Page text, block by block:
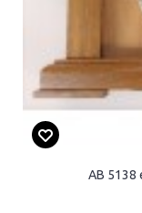
AB 5138